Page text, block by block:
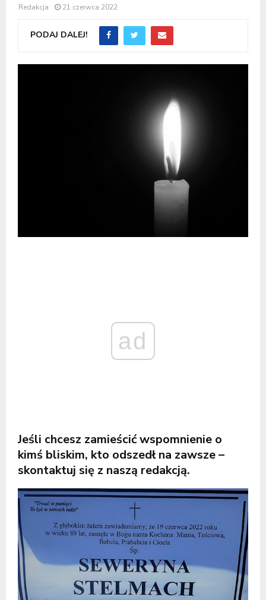
Redakcja 21 czerwca 2022
PODAJ DALEJ!
ad
Jeśli chcesz zamieścić wspomnienie o
kimś bliskim, kto odszedł na zawsze –
skontaktuj się z naszą redakcją.